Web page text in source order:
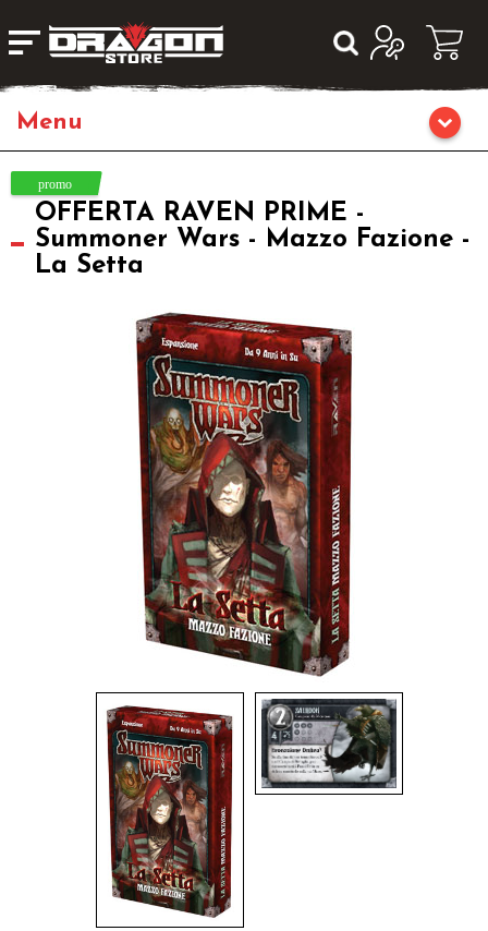
Giochi da Tavolo
Giochi di Ruolo
Giochi di Carte Collezionabili
Giocattoli e Gadget
OFFERTA RAVEN PRIME -
Summoner Wars - Mazzo Fazione -
La Setta